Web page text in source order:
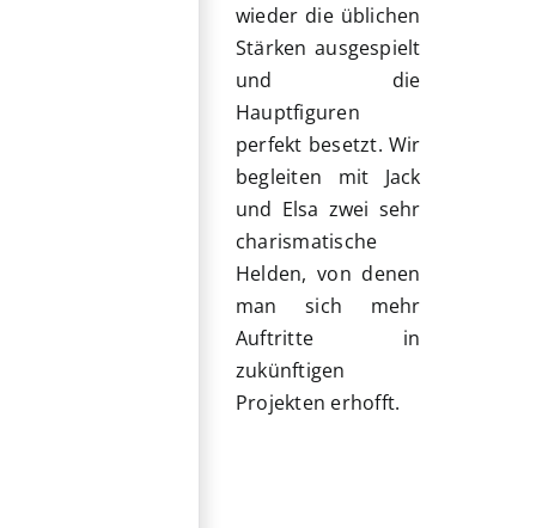
wieder die üblichen
Stärken ausgespielt
und die
Hauptfiguren
perfekt besetzt. Wir
begleiten mit Jack
und Elsa zwei sehr
charismatische
Helden, von denen
man sich mehr
Auftritte in
zukünftigen
Projekten erhofft.